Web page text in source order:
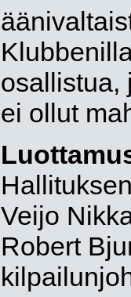
osallistua,
ei ollut
Veijo
Robert